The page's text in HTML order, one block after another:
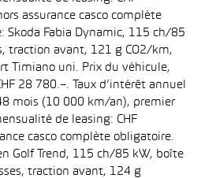
assurance casco complète
Skoda Fabia Dynamic, 115 ch/85
traction avant, 121 g CO2/km,
Timiano uni. Prix du véhicule,
28 780.–. Taux d’intérêt annuel
mois (10 000 km/an), premier
de leasing: CHF
casco complète obligatoire.
Golf Trend, 115 ch/85 kW, boîte
traction avant, 124 g